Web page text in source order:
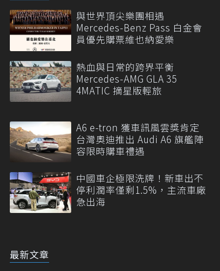
與世界頂尖樂團相遇
Mercedes-Benz Pass 白金會
員優先購票維也納愛樂
熱血與日常的跨界平衡
Mercedes-AMG GLA 35
4MATIC 摘星版輕旅
A6 e-tron 獲車訊風雲獎肯定
台灣奧迪推出 Audi A6 旗艦陣
容限時購車禮遇
中國車企極限洗牌！新車出不
停利潤率僅剩1.5%，主流車廠
急出海
最新文章